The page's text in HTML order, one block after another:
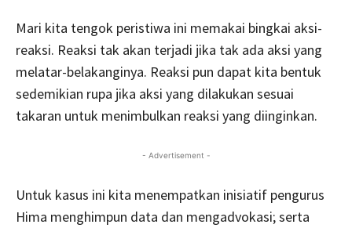
Mari kita tengok peristiwa ini memakai bingkai aksi-
reaksi. Reaksi tak akan terjadi jika tak ada aksi yang
melatar-belakanginya. Reaksi pun dapat kita bentuk
sedemikian rupa jika aksi yang dilakukan sesuai
takaran untuk menimbulkan reaksi yang diinginkan.
- Advertisement -
Untuk kasus ini kita menempatkan inisiatif pengurus
Hima menghimpun data dan mengadvokasi; serta